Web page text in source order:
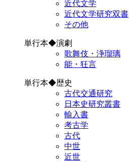
近代文学
近代文学研究双書
その他
単行本◆演劇
歌舞伎・浄瑠璃
能・狂言
単行本◆歴史
古代交通研究
日本史研究叢書
輸入書
考古学
古代
中世
近世